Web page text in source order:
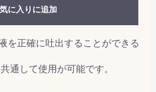
に入りに追加
を正確に吐出することができる
通して使用が可能です。